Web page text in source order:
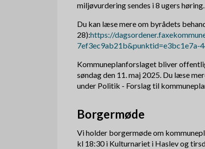
miljøvurdering sendes i 8 ugers høring.
Du kan læse mere om byrådets
28):https://
7ef3ec9ab21b&punktid=e3bc1e7a-
Kommuneplanforslaget bliver
søndag den 11. maj 2025. Du læse
under Politik - Forslag til
Borgermøde
Vi holder borgermøde om
kl 18:30 i Kulturnariet i Haslev og